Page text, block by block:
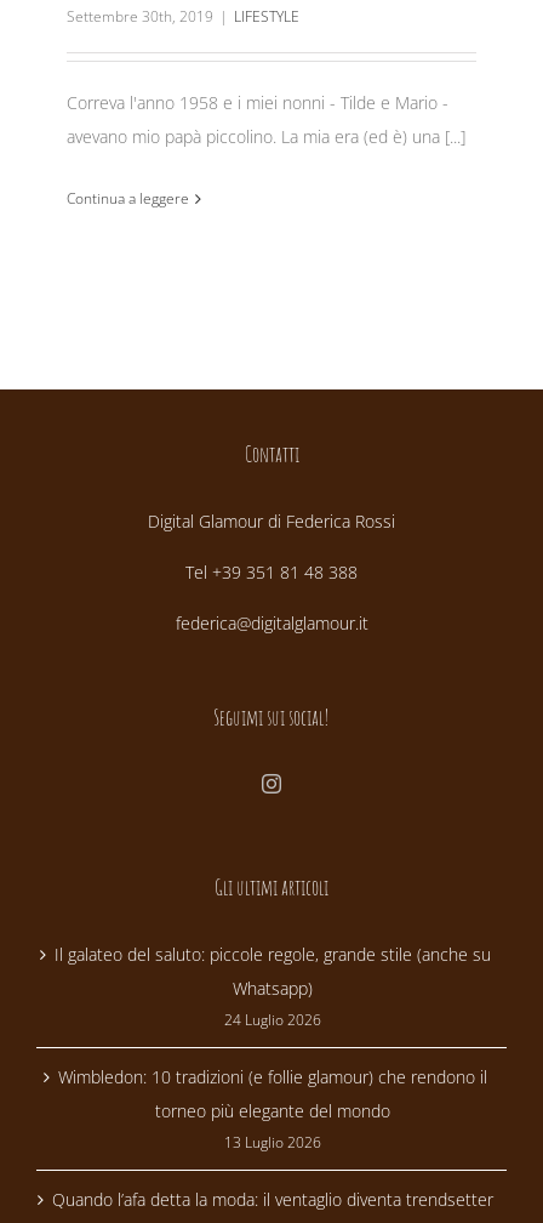
Settembre 30th, 2019 | LIFESTYLE
Correva l'anno 1958 e i miei nonni - Tilde e Mario -
avevano mio papà piccolino. La mia era (ed è) una [...]
Continua a leggere
Contatti
Digital Glamour di Federica Rossi
Tel +39 351 81 48 388
federica@digitalglamour.it
Seguimi sui social!
Gli ultimi articoli
Il galateo del saluto: piccole regole, grande stile (anche su
Whatsapp)
24 Luglio 2026
Wimbledon: 10 tradizioni (e follie glamour) che rendono il
torneo più elegante del mondo
13 Luglio 2026
Quando l’afa detta la moda: il ventaglio diventa trendsetter